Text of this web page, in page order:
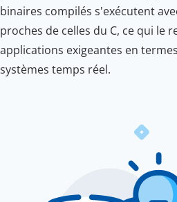
binaires compilés s'exécutent
proches de celles du C, ce qui le
applications exigeantes en
systèmes temps réel.